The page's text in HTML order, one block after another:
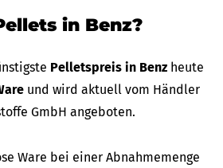
in Benz?
Pelletspreis in Benz heute
und wird aktuell vom Händler
GmbH angeboten.
Ware bei einer Abnahmemenge